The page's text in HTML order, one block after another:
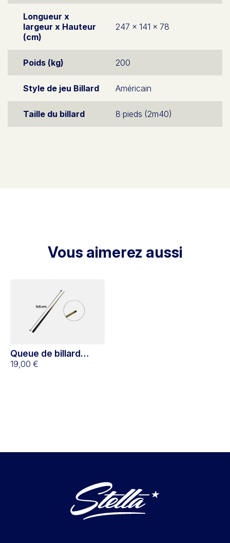
Longueur x
largeur x Hauteur
(cm)
247 x 141 x 78
Poids (kg) 200
Style de jeu Billard Américain
Taille du billard 8 pieds (2m40)
Vous aimerez aussi
Queue de billard
américain 145 cm
19,00 €